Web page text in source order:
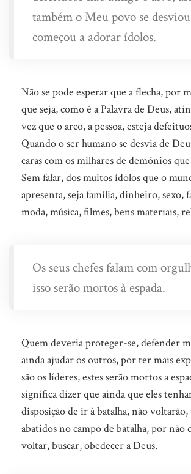
também o Meu povo se
começou a adorar ídolos.
Não se pode esperar que a flecha, por
que seja, como é a Palavra de Deus,
vez que o arco, a pessoa, esteja
Quando o ser humano se desvia de
caras com os milhares de demónios
Sem falar, dos muitos ídolos que o
apresenta, seja família, dinheiro, sexo,
moda, música, filmes, bens materiais,
Os seus chefes falam com
isso serão mortos à espada.
Quem deveria proteger-se, defender
ainda ajudar os outros, por ter mais
são os líderes, estes serão mortos a
significa dizer que ainda que eles
disposição de ir à batalha, não
abatidos no campo de batalha, por não
voltar, buscar, obedecer a Deus.